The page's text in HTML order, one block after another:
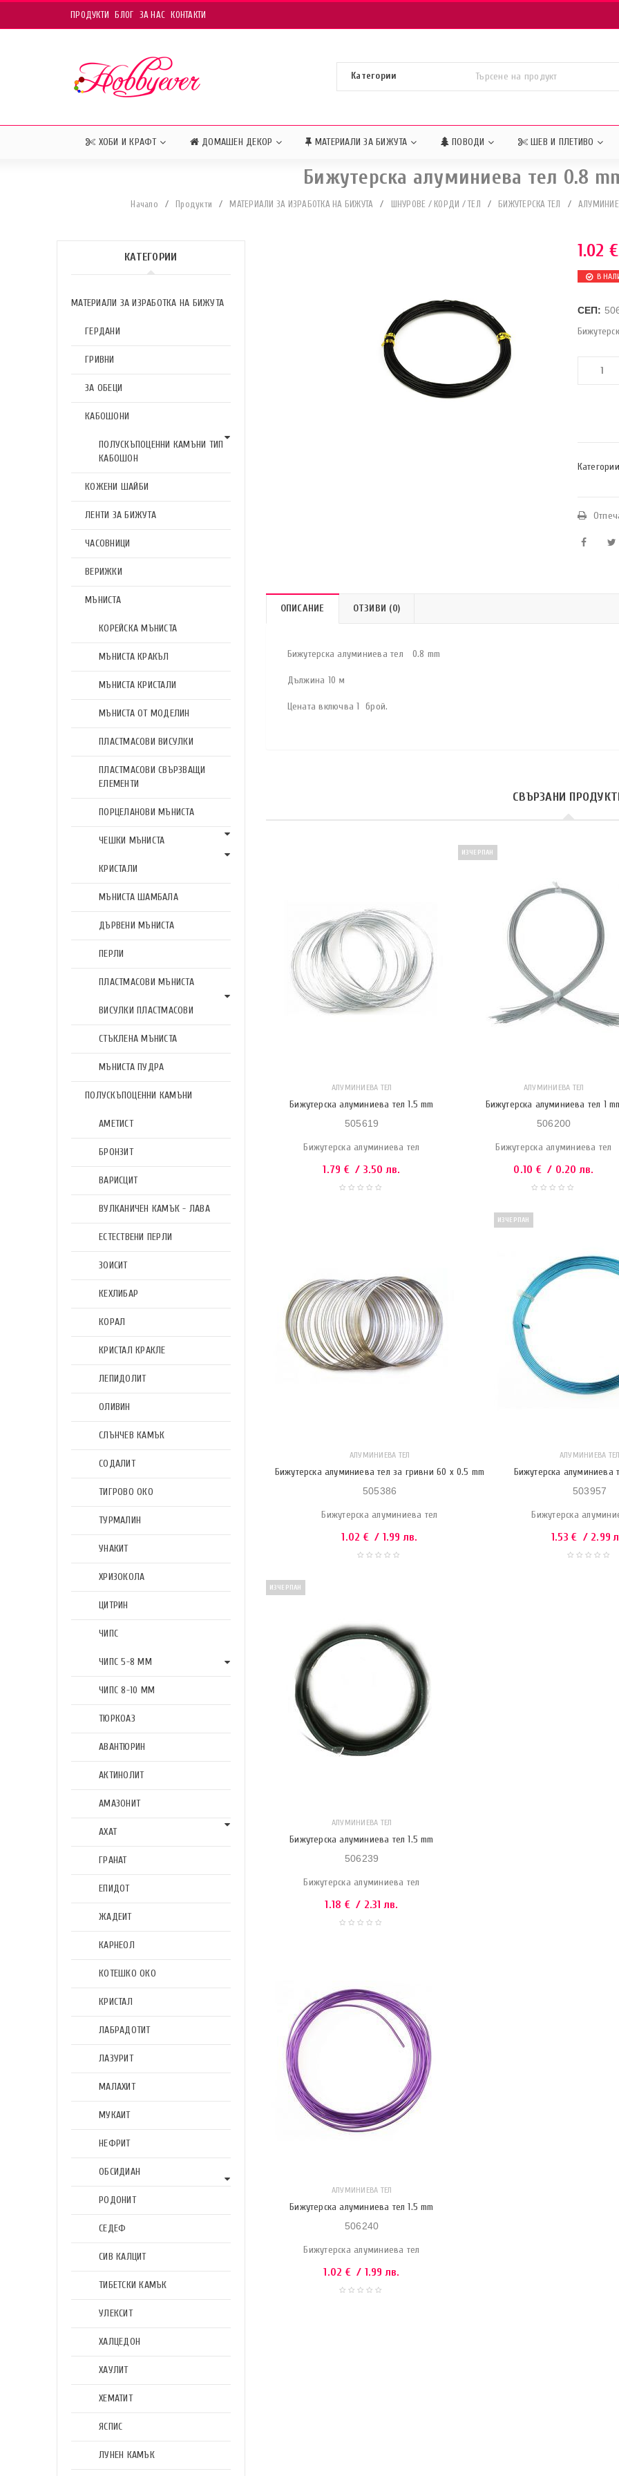
ПРОДУКТИ БЛОГ ЗА НАС КОНТАКТИ
ХОБИ И КРАФТ ДОМАШЕН ДЕКОР МАТЕРИАЛИ ЗА БИЖУТА ПОВОДИ ШЕВ И ПЛЕТИВО
Бижутерска алуминиева тел 0.8
Начало / Продукти / МАТЕРИАЛИ ЗА ИЗРАБОТКА НА БИЖУТА / ШНУРОВЕ / КОРДИ / ТЕЛ / БИЖУТЕРСКА ТЕЛ /
КАТЕГОРИИ
МАТЕРИАЛИ ЗА ИЗРАБОТКА НА БИЖУТА
ГЕРДАНИ
ГРИВНИ
ЗА ОБЕЦИ
КАБОШОНИ
ПОЛУСКЪПОЦЕННИ КАМЪНИ ТИП
КАБОШОН
КОЖЕНИ ШАЙБИ
ЛЕНТИ ЗА БИЖУТА
ЧАСОВНИЦИ
ВЕРИЖКИ
МЪНИСТА
КОРЕЙСКА МЪНИСТА
МЪНИСТА КРАКЪЛ
МЪНИСТА КРИСТАЛИ
МЪНИСТА ОТ МОДЕЛИН
ПЛАСТМАСОВИ ВИСУЛКИ
ПЛАСТМАСОВИ СВЪРЗВАЩИ
ЕЛЕМЕНТИ
ПОРЦЕЛАНОВИ МЪНИСТА
ЧЕШКИ МЪНИСТА
КРИСТАЛИ
МЪНИСТА ШАМБАЛА
ДЪРВЕНИ МЪНИСТА
ПЕРЛИ
ПЛАСТМАСОВИ МЪНИСТА
ВИСУЛКИ ПЛАСТМАСОВИ
СТЪКЛЕНА МЪНИСТА
МЪНИСТА ПУДРА
ПОЛУСКЪПОЦЕННИ КАМЪНИ
АМЕТИСТ
БРОНЗИТ
ВАРИСЦИТ
ВУЛКАНИЧЕН КАМЪК - ЛАВА
ЕСТЕСТВЕНИ ПЕРЛИ
ЗОИСИТ
КЕХЛИБАР
КОРАЛ
КРИСТАЛ КРАКЛЕ
ЛЕПИДОЛИТ
ОЛИВИН
СЛЪНЧЕВ КАМЪК
СОДАЛИТ
ТИГРОВО ОКО
ТУРМАЛИН
УНАКИТ
ХРИЗОКОЛА
ЦИТРИН
ЧИПС
ЧИПС 5-8 ММ
ЧИПС 8-10 ММ
ТЮРКОАЗ
АВАНТЮРИН
АКТИНОЛИТ
АМАЗОНИТ
АХАТ
ГРАНАТ
ЕПИДОТ
ЖАДЕИТ
КАРНЕОЛ
КОТЕШКО ОКО
КРИСТАЛ
ЛАБРАДОТИТ
ЛАЗУРИТ
МАЛАХИТ
МУКАИТ
НЕФРИТ
ОБСИДИАН
РОДОНИТ
СЕДЕФ
СИВ КАЛЦИТ
ТИБЕТСКИ КАМЪК
УЛЕКСИТ
ХАЛЦЕДОН
ХАУЛИТ
ХЕМАТИТ
ЯСПИС
ЛУНЕН КАМЪК
1.02 €
В
СЕП:
ОПИСАНИЕ ОТЗИВИ (0)
Бижутерска алуминиева тел 0.8 mm
Дължина 10 м
Цената включва 1 брой.
СВЪРЗАНИ
АЛУМИНИЕВА ТЕЛ
Бижутерска алуминиева тел 1.5 mm
505619
Бижутерска алуминиева тел
1.79 € / 3.50 лв.
ИЗЧЕРПАН
АЛУМИНИЕВА ТЕЛ
Бижутерска алуминиева тел 1
506200
Бижутерска алуминиева тел
0.10 € / 0.20 лв.
АЛУМИНИЕВА ТЕЛ
Бижутерска алуминиева тел за гривни 60 x 0.5 mm
505386
Бижутерска алуминиева тел
1.02 € / 1.99 лв.
ИЗЧЕРПАН
АЛУМИНИЕВА
Бижутерска алуминиева
503957
Бижутерска
1.53€ / 2.99
ИЗЧЕРПАН
АЛУМИНИЕВА ТЕЛ
Бижутерска алуминиева тел 1.5 mm
506239
Бижутерска алуминиева тел
1.18 € / 2.31 лв.
АЛУМИНИЕВА ТЕЛ
Бижутерска алуминиева тел 1.5 mm
506240
Бижутерска алуминиева тел
1.02 € / 1.99 лв.